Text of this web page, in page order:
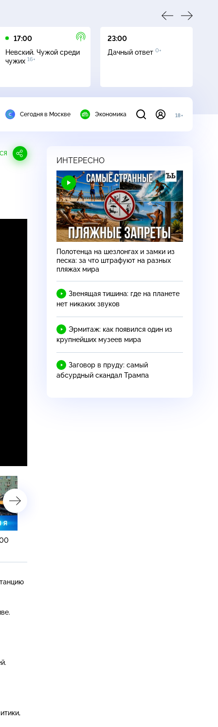
17:00
Невский. Чужой среди
чужих 16+
23:00
Дачный ответ 0+
Сегодня в Москве Экономика 18+
ИНТЕРЕСНО
Полотенца на шезлонгах и замки из
песка: за что штрафуют на разных
пляжах мира
Звенящая тишина: где на планете
нет никаких звуков
Эрмитаж: как появился один из
крупнейших музеев мира
Заговор в пруду: самый
абсурдный скандал Трампа